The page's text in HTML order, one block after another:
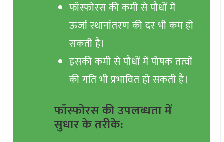
फॉस्फोरस की कमी से पौधों में
ऊर्जा स्थानांतरण की दर भी कम हो
सकती है।
इसकी कमी से पौधों में पोषक तत्वों
की गति भी प्रभावित हो सकती है।
फॉस्फोरस की उपलब्धता में
सुधार के तरीके: